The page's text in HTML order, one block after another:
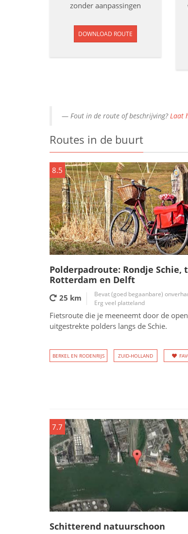
zonder aanpassingen
DOWNLOAD ROUTE
Fout in de route of beschrijving?Laat
Routes in de buurt
8.5
Polderpadroute: Rondje Schie,
Rotterdam en Delft
25 km
Bevat (goed begaanbare)
Erg veel platteland
Fietsroute die je meeneemt door de
uitgestrekte polders langs de Schie.
BERKEL EN RODENRIJS ZUID-HOLLAND
7.7
Schitterend natuurschoon